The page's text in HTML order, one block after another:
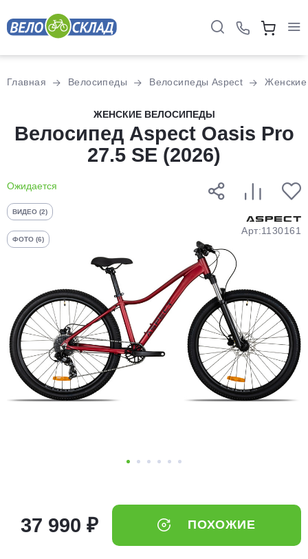
Главная Велосипеды Велосипеды Aspect Женские
ЖЕНСКИЕ ВЕЛОСИПЕДЫ
Велосипед Aspect Oasis Pro
27.5 SE (2026)
Ожидается
ВИДЕО (2)
ФОТО (6)
Арт:1130161
37 990 ₽ ПОХОЖИЕ
Разбейте
оплатуна части
без переплат
График платежей
Добавляйте товары
в корзину
Оплачивайте сегодня только
Оставшиеся
% будут
списываться
с вашей карты
каждые 2 недели